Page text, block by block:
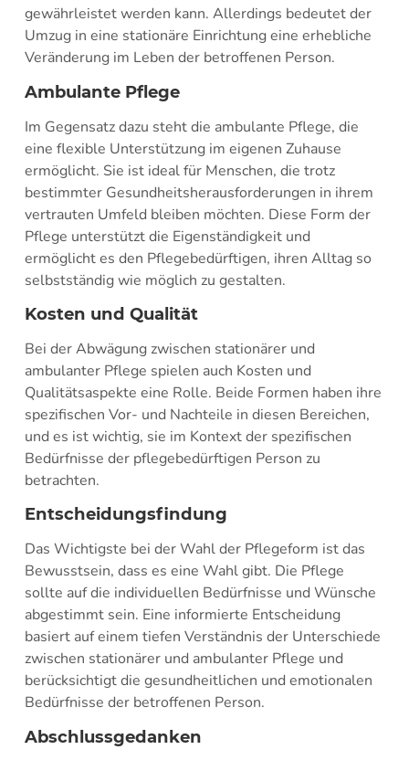
gewährleistet werden kann. Allerdings bedeutet der
Umzug in eine stationäre Einrichtung eine erhebliche
Veränderung im Leben der betroffenen Person.
Ambulante Pflege
Im Gegensatz dazu steht die ambulante Pflege, die
eine flexible Unterstützung im eigenen Zuhause
ermöglicht. Sie ist ideal für Menschen, die trotz
bestimmter Gesundheitsherausforderungen in ihrem
vertrauten Umfeld bleiben möchten. Diese Form der
Pflege unterstützt die Eigenständigkeit und
ermöglicht es den Pflegebedürftigen, ihren Alltag so
selbstständig wie möglich zu gestalten.
Kosten und Qualität
Bei der Abwägung zwischen stationärer und
ambulanter Pflege spielen auch Kosten und
Qualitätsaspekte eine Rolle. Beide Formen haben ihre
spezifischen Vor- und Nachteile in diesen Bereichen,
und es ist wichtig, sie im Kontext der spezifischen
Bedürfnisse der pflegebedürftigen Person zu
betrachten.
Entscheidungsfindung
Das Wichtigste bei der Wahl der Pflegeform ist das
Bewusstsein, dass es eine Wahl gibt. Die Pflege
sollte auf die individuellen Bedürfnisse und Wünsche
abgestimmt sein. Eine informierte Entscheidung
basiert auf einem tiefen Verständnis der Unterschiede
zwischen stationärer und ambulanter Pflege und
berücksichtigt die gesundheitlichen und emotionalen
Bedürfnisse der betroffenen Person.
Abschlussgedanken